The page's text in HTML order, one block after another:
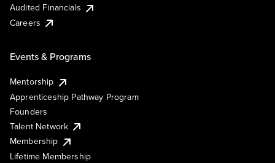
Audited Financials
Careers
Events & Programs
Mentorship
Apprenticeship Pathway Program
Founders
Talent Network
Membership
Lifetime Membership